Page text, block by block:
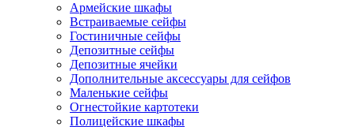
Армейские шкафы
Встраиваемые сейфы
Гостиничные сейфы
Депозитные сейфы
Депозитные ячейки
Дополнительные аксессуары для сейфов
Маленькие сейфы
Огнестойкие картотеки
Полицейские шкафы